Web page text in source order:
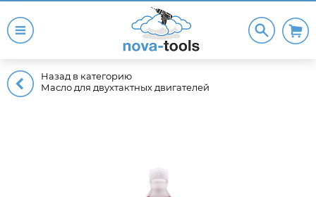
Назад в категорию
Масло для двухтактных двигателей